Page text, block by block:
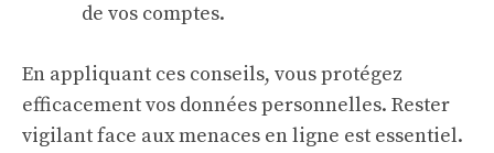
de vos comptes.
En appliquant ces conseils, vous protégez
efficacement vos données personnelles. Rester
vigilant face aux menaces en ligne est essentiel.